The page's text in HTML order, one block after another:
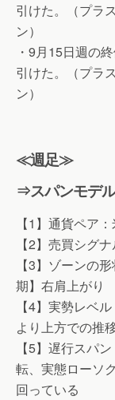
引けた。（プラ
ン）
・9月15日週の
引けた。（プラ
ン）
≪週足≫
⇒スパンモデル
【1】通貨ペア
【2】売買シグ
【3】ゾーンの
期】右肩上がり
【4】実勢レベ
より上方での推
【5】遅行スパ
転、実態ローソ
回っている